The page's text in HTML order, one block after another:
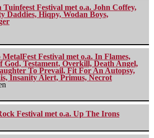
Festival met o.a. John Coffey,
Daddies, Hiqpy, Wodan Boys,
Festival met o.a. In Flames,
God, Testament, Overkill, Death Angel,
To Prevail, Fit For An Autopsy,
Insanity Alert, Primus, Necrot
Festival met o.a. Up The Irons